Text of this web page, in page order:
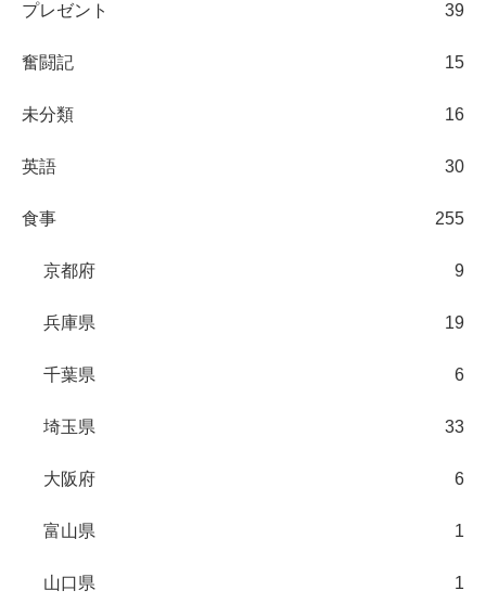
プレゼント 39
奮闘記 15
未分類 16
英語 30
食事 255
京都府 9
兵庫県 19
千葉県 6
埼玉県 33
大阪府 6
富山県 1
山口県 1